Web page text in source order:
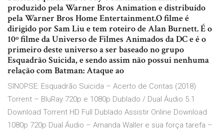
produzido pela Warner Bros Animation e distribuído
pela Warner Bros Home Entertainment.O filme é
dirigido por Sam Liu e tem roteiro de Alan Burnett. É o
10º filme da Universo de Filmes Animados da DC e é o
primeiro deste universo a ser baseado no grupo
Esquadrão Suicida, e sendo assim não possui nenhuma
relação com Batman: Ataque ao
SINOPSE: Esquadrão Suicida – Acerto de Contas (2018)
Torrent – BluRay 720p e 1080p Dublado / Dual Áudio 5.1
Download Torrent HD Full Dublado Assistir Online Download
1080p 720p Dual Áudio – Amanda Waller e sua força tarefa –